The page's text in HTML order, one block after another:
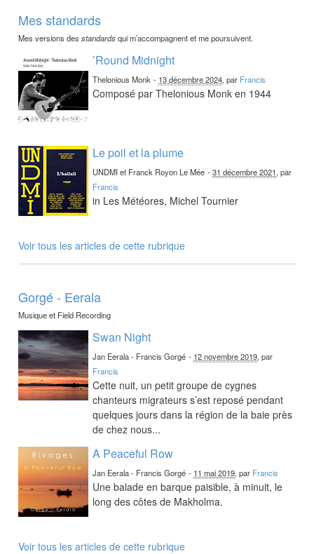
Mes standards
Mes versions desstandardsqui m’accompagnent et me poursuivent.
’Round Midnight
Thelonious Monk - 13 décembre 2024, par Francis
Composé par Thelonious Monk en 1944
Le poil et la plume
UNDMI et Franck Royon Le Mée -31 décembre 2021, par
Francis
in Les Météores, Michel Tournier
Voir tous les articles de cette rubrique
Gorgé - Eerala
Musique et Field Recording
Swan Night
Jan Eerala - Francis Gorgé - 12 novembre 2019, par
Francis
Cette nuit, un petit groupe de cygnes
chanteurs migrateurs s’est reposé pendant
quelques jours dans la région de la baie près
de chez nous...
A Peaceful Row
Jan Eerala - Francis Gorgé - 11 mai 2019, par Francis
Une balade en barque paisible, à minuit, le
long des côtes de Makholma.
Voir tous les articles de cette rubrique